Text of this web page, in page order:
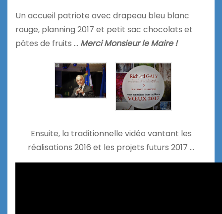
Un accueil patriote avec drapeau bleu blanc
rouge, planning 2017 et petit sac chocolats et
pâtes de fruits … Merci Monsieur le Maire !
Ensuite, la traditionnelle vidéo vantant les
réalisations 2016 et les projets futurs 2017 …